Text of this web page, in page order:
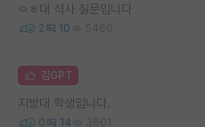
ㅇㅎ대 석사 질문입니다
2 10 5460
김GPT
지방대 학생입니다.
0 14 3601